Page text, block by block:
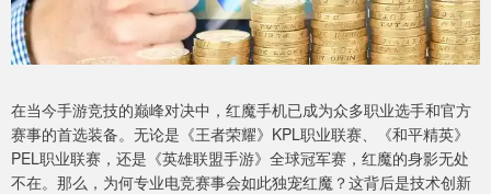
在当今手游竞技的巅峰对决中，红魔手机已成为众多职业选手和官方
赛事的首选装备。无论是《王者荣耀》KPL职业联赛、《和平精英》
PEL职业联赛，还是《英雄联盟手游》全球冠军赛，红魔的身影无处
不在。那么，为何专业电竞赛事会如此独宠红魔？这背后是技术创新